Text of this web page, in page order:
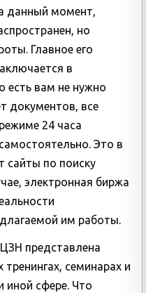
данный момент,
но
Главное его
в
есть вам не нужно
документов, все
24 часа
Это в
сайты по поиску
электронная биржа
им работы.
представлена
семинарах и
иной сфере. Что